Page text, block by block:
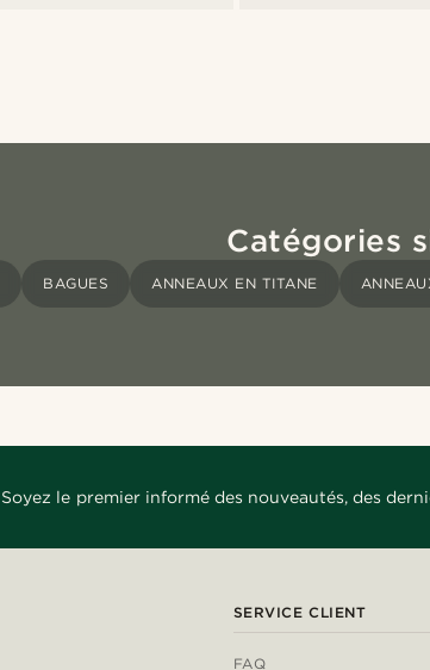
Catégories
BAGUES ANNEAUX EN TITANE
Soyez le premier informé des nouveautés, des
SERVICE CLIENT
FAQ